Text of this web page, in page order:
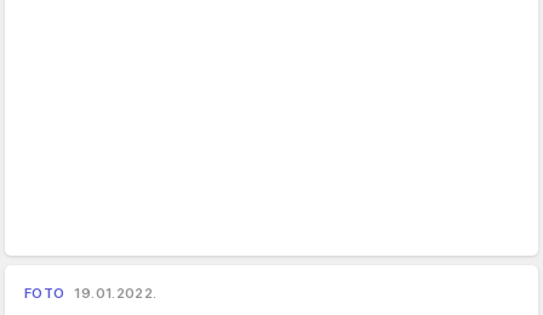
FOTO 19.01.2022.